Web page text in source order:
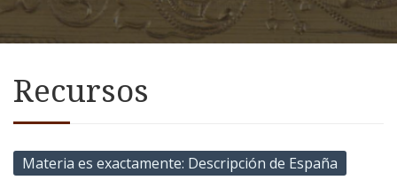
Recursos
Materia es exactamente Descripción de España